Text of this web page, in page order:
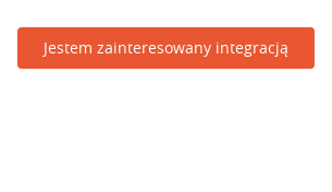
Jestem zainteresowany integracją